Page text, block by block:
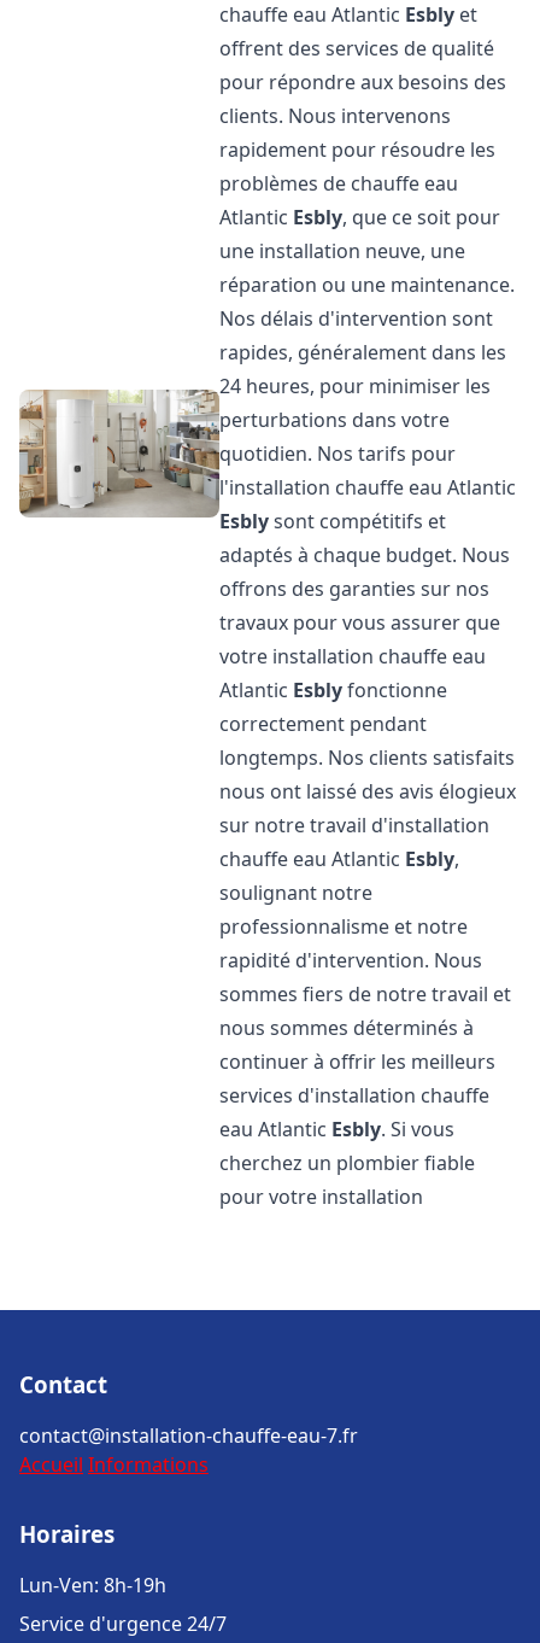
chauffe eau Atlantic Esbly et
offrent des services de qualité
pour répondre aux besoins des
clients. Nous intervenons
rapidement pour résoudre les
problèmes de chauffe eau
Atlantic Esbly, que ce soit pour
une installation neuve, une
réparation ou une maintenance.
Nos délais d'intervention sont
rapides, généralement dans les
24 heures, pour minimiser les
perturbations dans votre
quotidien. Nos tarifs pour
l'installation chauffe eau Atlantic
Esblysont compétitifs et
adaptés à chaque budget. Nous
offrons des garanties sur nos
travaux pour vous assurer que
votre installation chauffe eau
Atlantic Esblyfonctionne
correctement pendant
longtemps. Nos clients satisfaits
nous ont laissé des avis élogieux
sur notre travail d'installation
chauffe eau Atlantic Esbly,
soulignant notre
professionnalisme et notre
rapidité d'intervention. Nous
sommes fiers de notre travail et
nous sommes déterminés à
continuer à offrir les meilleurs
services d'installation chauffe
eau Atlantic Esbly. Si vous
cherchez un plombier fiable
pour votre installation
Contact
contact@installation-chauffe-eau-7.fr
Accueil Informations
Horaires
Lun-Ven: 8h-19h
Service d'urgence 24/7